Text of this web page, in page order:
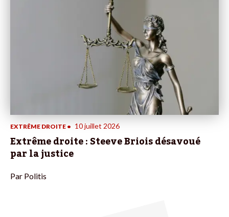
EXTRÊME DROITE • 10 juillet 2026
Extrême droite : Steeve Briois désavoué
par la justice
Par Politis